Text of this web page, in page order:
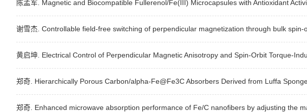
陈孟军. Magnetic and Biocompatible Fullerenol/Fe(III) Microcapsules with Antioxidant
谢雪杰. Controllable field-free switching of perpendicular magnetization through bulk
黄启坤. Electrical Control of Perpendicular Magnetic Anisotropy and Spin-Orbit Torque-
郑奇. Hierarchically Porous Carbon/alpha-Fe@Fe3C Absorbers Derived from Luffa
郑奇. Enhanced microwave absorption performance of Fe/C nanofibers by adjusting the